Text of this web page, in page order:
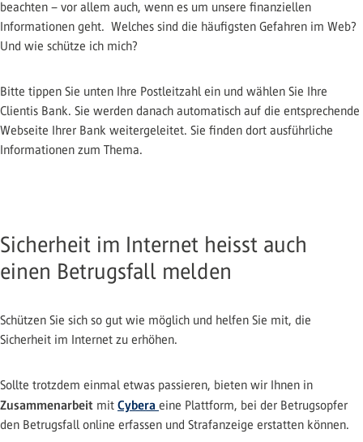
beachten – vor allem auch, wenn es um unsere finanziellen
Informationen geht. Welches sind die häufigsten Gefahren im Web?
Und wie schütze ich mich?
Bitte tippen Sie unten Ihre Postleitzahl ein und wählen Sie Ihre
Clientis Bank. Sie werden danach automatisch auf die entsprechende
Webseite Ihrer Bank weitergeleitet. Sie finden dort ausführliche
Informationen zum Thema.
Sicherheit im Internet heisst auch
einen Betrugsfall melden
Schützen Sie sich so gut wie möglich und helfen Sie mit, die
Sicherheit im Internet zu erhöhen.
Sollte trotzdem einmal etwas passieren, bieten wir Ihnen in
Zusammenarbeit mit Cybera eine Plattform, bei der Betrugsopfer
den Betrugsfall online erfassen und Strafanzeige erstatten können.